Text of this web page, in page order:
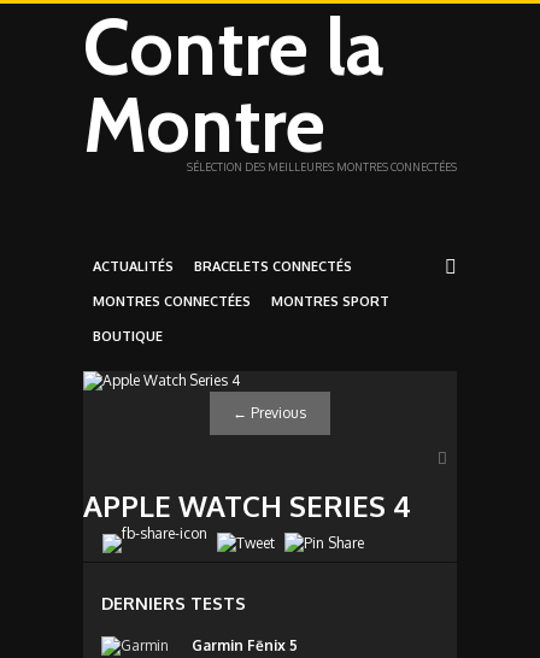
Contre la
Montre
SÉLECTION DES MEILLEURES MONTRES CONNECTÉES
ACTUALITÉS BRACELETS CONNECTÉS
MONTRES CONNECTÉES MONTRES SPORT
BOUTIQUE
← Previous
APPLE WATCH SERIES 4
DERNIERS TESTS
Garmin Fēnix 5